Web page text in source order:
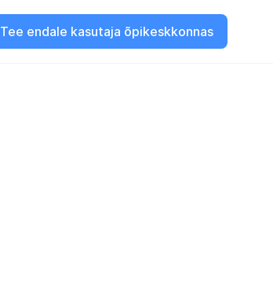
Tee endale kasutaja õpikeskkonnas